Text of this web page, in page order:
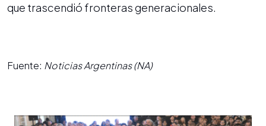
que trascendió fronteras generacionales.
Fuente: Noticias Argentinas (NA)